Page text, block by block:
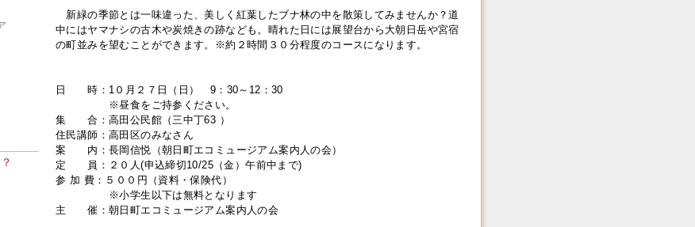
新緑の季節とは一味違った、美しく紅葉したブナ林の中を散策してみませんか？道
中にはヤマナシの古木や炭焼きの跡なども。晴れた日には展望台から大朝日岳や宮宿
の町並みを望むことができます。※約２時間３０分程度のコースになります。
日 時：1０月２７日（日） 9：30～12：30
※昼食をご持参ください。
集 合：高田公民館（三中丁63 ）
住民講師：高田区のみなさん
案 内：長岡信悦（朝日町エコミュージアム案内人の会）
定 員：２０人(申込締切10/25（金）午前中まで)
参 加 費：５００円（資料・保険代）
※小学生以下は無料となります
主 催：朝日町エコミュージアム案内人の会